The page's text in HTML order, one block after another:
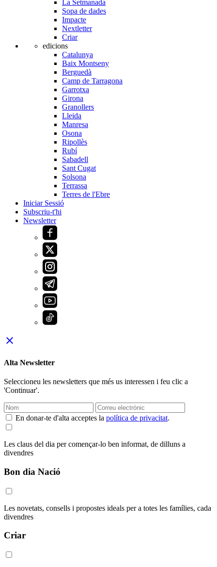
La Setmanada
Sopa de dades
Impacte
Nextletter
Criar
edicions
Catalunya
Baix Montseny
Berguedà
Camp de Tarragona
Garrotxa
Girona
Granollers
Lleida
Manresa
Osona
Ripollès
Rubí
Sabadell
Sant Cugat
Solsona
Terrassa
Terres de l'Ebre
Iniciar Sessió
Subscriu-t'hi
Newsletter
close
Alta Newsletter
Seleccioneu les newsletters que més us interessen i feu clic a
'Continuar'.
En donar-te d'alta acceptes la política de privacitat.
Les claus del dia per començar-lo ben informat, de dilluns a
divendres
Bon dia Nació
Les novetats, consells i propostes ideals per a totes les famílies, cada
divendres
Criar